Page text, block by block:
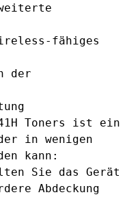
fähiges
der
Toners ist ein
in wenigen
kann:
Sie das Gerät
Abdeckung